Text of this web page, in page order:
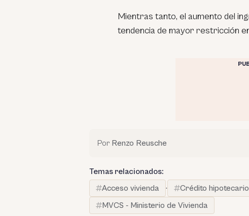
Mientras tanto, el aumento del
tendencia de mayor restricción
Por Renzo Reusche
Temas relacionados:
Acceso vivienda
· Crédito hipotecario
MVCS - Ministerio de Vivienda